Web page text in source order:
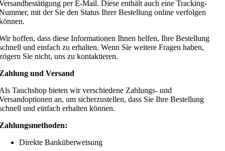
per E-Mail. Diese enthält auch eine Tracking-
mit der Sie den Status Ihrer Bestellung online verfolgen
hoffen, dass diese Informationen Ihnen helfen, Ihre Bestellung
und einfach zu erhalten. Wenn Sie weitere Fragen haben,
Sie nicht, uns zu kontaktieren.
und Versand
Tauchshop bieten wir verschiedene Zahlungs- und
an, um sicherzustellen, dass Sie Ihre Bestellung
und einfach erhalten können.
Direkte Banküberweisung